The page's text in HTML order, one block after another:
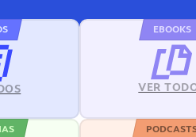
EBOOKS
VER